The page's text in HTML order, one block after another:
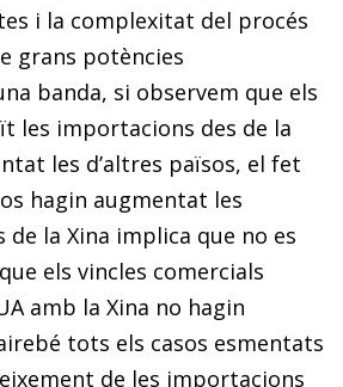
i la complexitat del procés
grans potències
banda, si observem que els
les importacions des de la
les d’altres països, el fet
hagin augmentat les
la Xina implica que no es
els vincles comercials
amb la Xina no hagin
tots els casos esmentats
de les importacions